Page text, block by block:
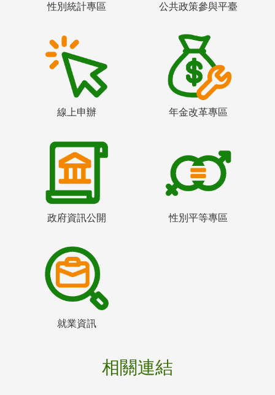
性別統計專區 公共政策參與平臺
線上申辦 年金改革專區
政府資訊公開 性別平等專區
就業資訊
相關連結